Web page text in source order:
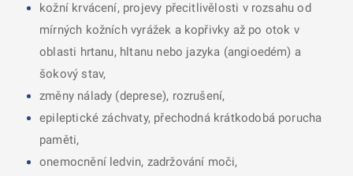
kožní krvácení, projevy přecitlivělosti v rozsahu od
mírných kožních vyrážek a kopřivky až po otok v
oblasti hrtanu, hltanu nebo jazyka (angioedém) a
šokový stav,
změny nálady (deprese), rozrušení,
epileptické záchvaty, přechodná krátkodobá porucha
paměti,
onemocnění ledvin, zadržování moči,